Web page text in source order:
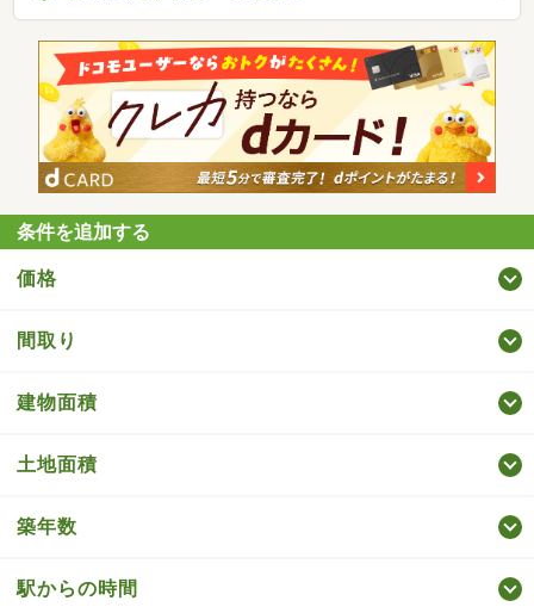
条件を追加する
価格
間取り
建物面積
土地面積
築年数
駅からの時間